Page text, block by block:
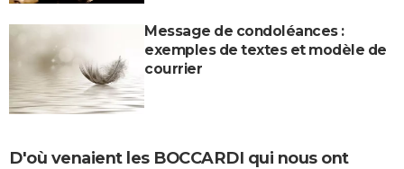
Message de condoléances :
exemples de textes et modèle de
courrier
D'où venaient les BOCCARDI qui nous ont